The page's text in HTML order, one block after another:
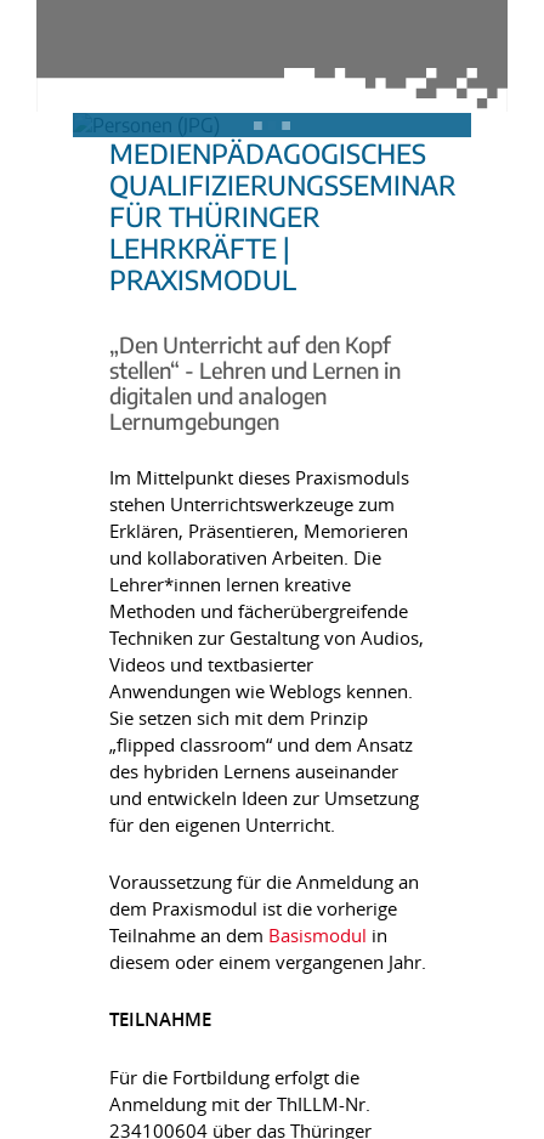
MEDIENPÄDAGOGISCHES
QUALIFIZIERUNGSSEMINAR
FÜR THÜRINGER
LEHRKRÄFTE |
PRAXISMODUL
„Den Unterricht auf den Kopf
stellen“ - Lehren und Lernen in
digitalen und analogen
Lernumgebungen
Im Mittelpunkt dieses Praxismoduls
stehen Unterrichtswerkzeuge zum
Erklären, Präsentieren, Memorieren
und kollaborativen Arbeiten. Die
Lehrer*innen lernen kreative
Methoden und fächerübergreifende
Techniken zur Gestaltung von Audios,
Videos und textbasierter
Anwendungen wie Weblogs kennen.
Sie setzen sich mit dem Prinzip
„flipped classroom“ und dem Ansatz
des hybriden Lernens auseinander
und entwickeln Ideen zur Umsetzung
für den eigenen Unterricht.
Voraussetzung für die Anmeldung an
dem Praxismodul ist die vorherige
Teilnahme an dem Basismodul in
diesem oder einem vergangenen Jahr.
TEILNAHME
Für die Fortbildung erfolgt die
Anmeldung mit der ThILLM-Nr.
234100604 über das Thüringer